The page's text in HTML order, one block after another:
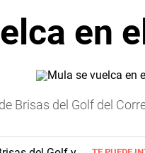
en
Brisas del Golf del